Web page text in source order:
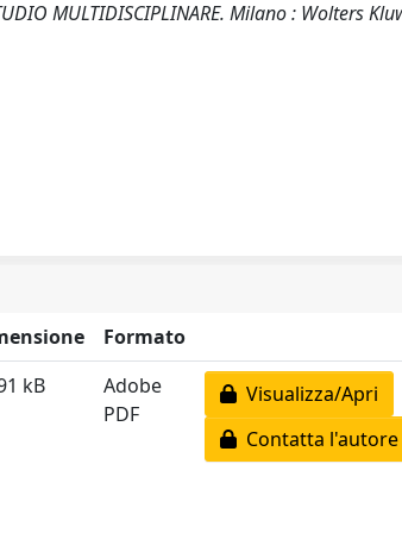
MULTIDISCIPLINARE. Milano : Wolters
Formato
kB
Adobe
PDF
Visualizza/Apri
Contatta l'autore